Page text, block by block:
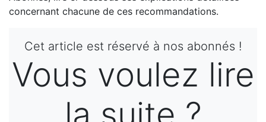
concernant chacune de ces recommandations.
Cet article est réservé à nos abonnés !
Vous voulez lire